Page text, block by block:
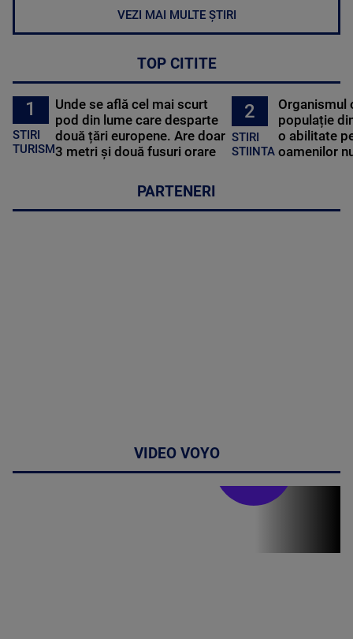
VEZI MAI MULTE ȘTIRI
TOP CITITE
1
STIRI
TURISM
Unde se află cel mai scurt
pod din lume care desparte
două țări europene. Are doar
3 metri și două fusuri orare
2
STIRI
STIINTA
Organismul
populație
o abilitate
oamenilor
PARTENERI
VIDEO VOYO